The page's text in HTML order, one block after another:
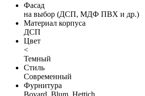
Фасад
на выбор (ДСП, МДФ ПВХ и др.)
Материал корпуса
ДСП
Цвет
<
Темный
Стиль
Современный
Фурнитура
Boyard, Blum, Hettich